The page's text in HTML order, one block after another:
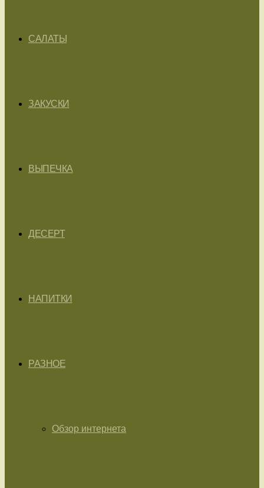
САЛАТЫ
ЗАКУСКИ
ВЫПЕЧКА
ДЕСЕРТ
НАПИТКИ
РАЗНОЕ
Обзор интернета